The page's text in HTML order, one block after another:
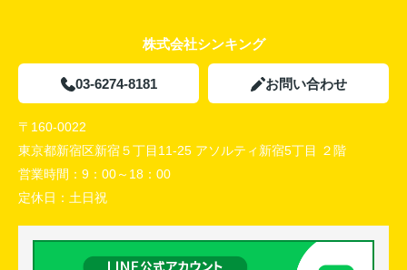
株式会社シンキング
03-6274-8181 お問い合わせ
〒160-0022
東京都新宿区新宿５丁目11-25 アソルティ新宿5丁目 ２階
営業時間： 9：00～18：00
定休日： 土日祝